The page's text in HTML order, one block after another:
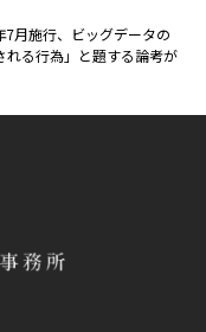
月施行、ビッグデータの
れる行為」と題する論考が